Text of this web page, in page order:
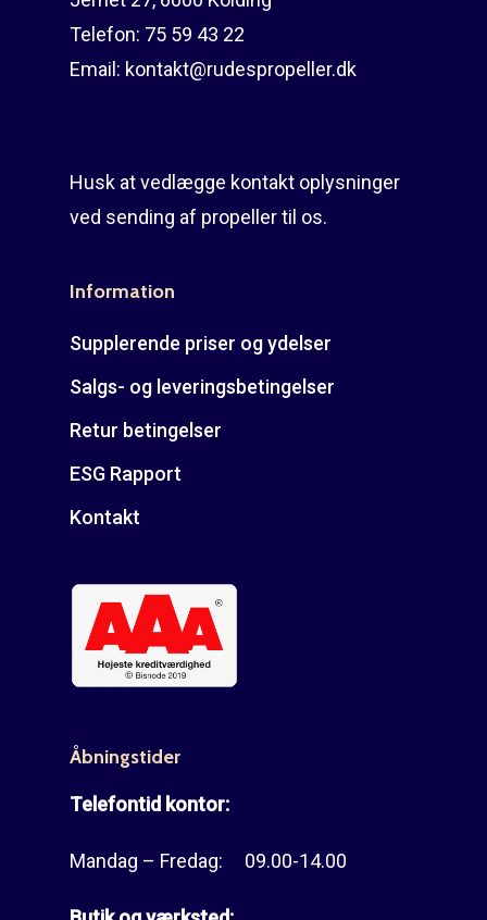
Telefon: 75 59 43 22
Email: kontakt@rudespropeller.dk
Husk at vedlægge kontakt oplysninger
ved sending af propeller til os.
Information
Supplerende priser og ydelser
Salgs- og leveringsbetingelser
Retur betingelser
ESG Rapport
Kontakt
Åbningstider
Telefontid kontor:
Mandag – Fredag: 09.00-14.00
Indlever din propel
Påføring af PropShield
Mercury guide
Om os
E: